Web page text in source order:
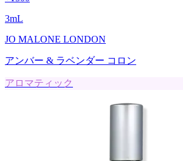
3mL
JO MALONE LONDON
アンバー & ラベンダー コロン
アロマティック